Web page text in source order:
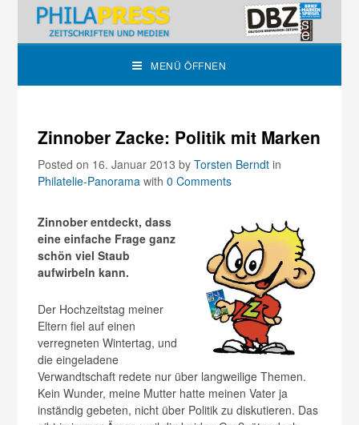
MENÜ ÖFFNEN
Zinnober Zacke: Politik mit Marken
Posted on 16. Januar 2013byTorsten Berndt in
Philatelie-Panorama with0 Comments
Zinnober entdeckt, dass
eine einfache Frage ganz
schön viel Staub
aufwirbeln kann.
Der Hochzeitstag meiner
Eltern fiel auf einen
verregneten Wintertag, und
die eingeladene
Verwandtschaft redete nur über langweilige Themen.
Kein Wunder, meine Mutter hatte meinen Vater ja
inständig gebeten, nicht über Politik zu diskutieren. Das